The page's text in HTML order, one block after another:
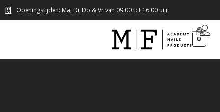
Openingstijden: Ma, Di, Do & Vr van 09.00 tot 16.00 uur
0